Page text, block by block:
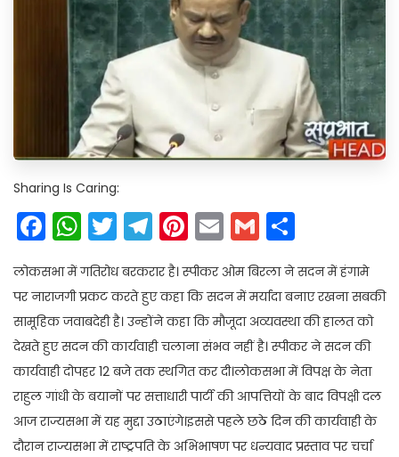
Sharing Is Caring:
Facebook
WhatsApp
Twitter
Telegram
Pinterest
EmailGmail
लोकसभा में गतिरोध बरकरार है। स्पीकर ओम बिरला ने सदन में हंगामे
पर नाराजगी प्रकट करते हुए कहा कि सदन में मर्यादा बनाए रखना सबकी
सामूहिक जवाबदेही है। उन्होंने कहा कि मौजूदा अव्यवस्था की हालत को
देखते हुए सदन की कार्यवाही चलाना संभव नहीं है। स्पीकर ने सदन की
कार्यवाही दोपहर 12 बजे तक स्थगित कर दी।लोकसभा में विपक्ष के नेता
राहुल गांधी के बयानों पर सत्ताधारी पार्टी की आपत्तियों के बाद विपक्षी दल
आज राज्यसभा में यह मुद्दा उठाएंगे।इससे पहले छठे दिन की कार्यवाही के
दौरान राज्यसभा में राष्ट्रपति के अभिभाषण पर धन्यवाद प्रस्ताव पर चर्चा